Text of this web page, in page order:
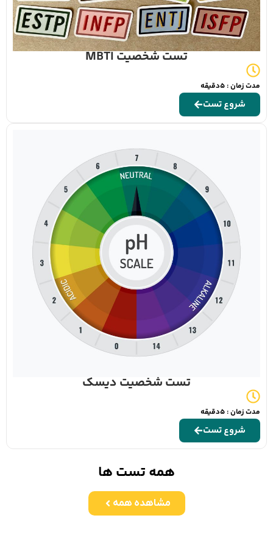
تست شخصیت MBTI
مدت زمان : 5دقیقه
شروع تست
تست شخصیت دیسک
مدت زمان : 5دقیقه
شروع تست
همه تست ها
مشاهده همه